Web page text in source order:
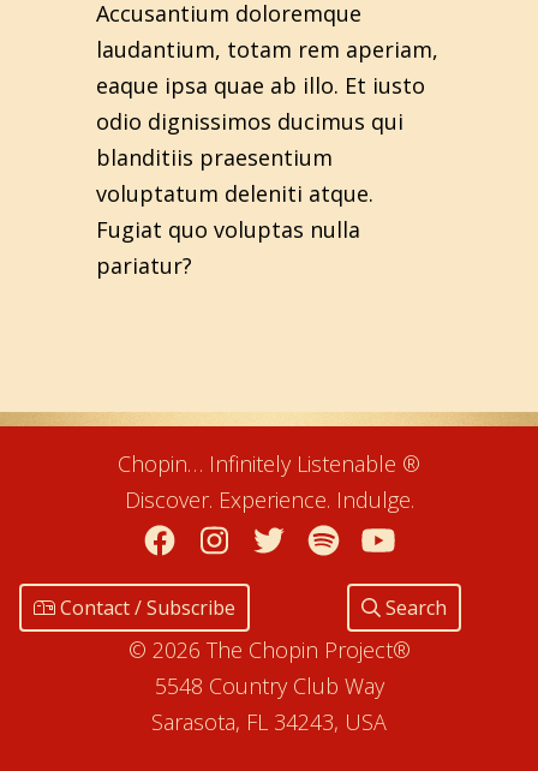
Accusantium doloremque
laudantium, totam rem aperiam,
eaque ipsa quae ab illo. Et iusto
odio dignissimos ducimus qui
blanditiis praesentium
voluptatum deleniti atque.
Fugiat quo voluptas nulla
pariatur?
Chopin… Infinitely Listenable ®
Discover. Experience. Indulge.
Facebook
Instagram
TwitterSpotify
Contact / Subscribe Search
© 2026 The Chopin Project®
5548 Country Club Way
Sarasota, FL 34243, USA